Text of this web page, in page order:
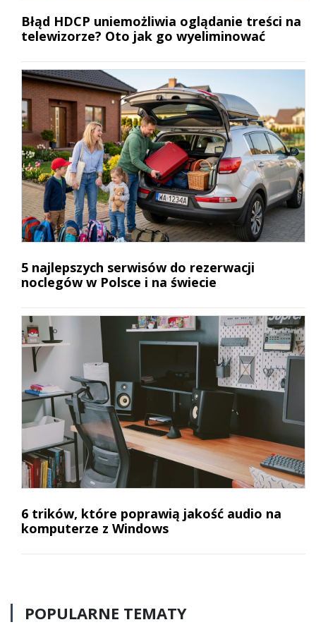
Błąd HDCP uniemożliwia oglądanie treści na
telewizorze? Oto jak go wyeliminować
5 najlepszych serwisów do rezerwacji
noclegów w Polsce i na świecie
6 trików, które poprawią jakość audio na
komputerze z Windows
POPULARNE TEMATY